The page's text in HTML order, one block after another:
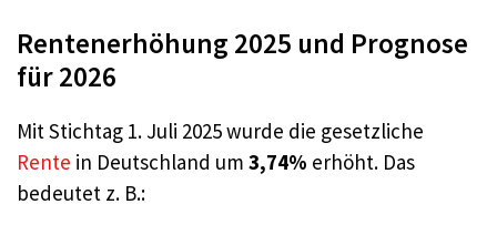
Rentenerhöhung 2025 und Prognose
für 2026
Mit Stichtag 1. Juli 2025 wurde die gesetzliche
Rente in Deutschland um 3,74% erhöht. Das
bedeutet z. B.: